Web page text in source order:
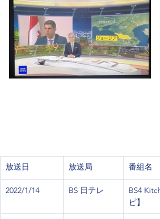
放送日 放送局 番組名
​2022/1/14 BS 日テレ
BS4
ピ】